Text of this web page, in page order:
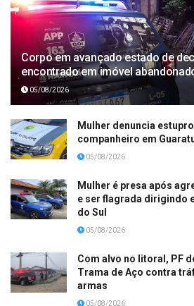
Corpo em avançado estado de
encontrado em imóvel
05/08/2026
Mulher denuncia
companheiro em
05/08/2026
Mulher é presa após
e ser flagrada dirigindo
do Sul
05/08/2026
Com alvo no litoral, PF
Trama de Aço contra
armas
05/08/2026